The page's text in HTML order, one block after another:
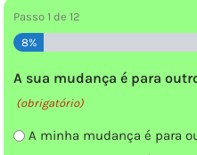
Passo1 de12
8%
A sua mudança é para
(obrigatório)
A minha mudança é para